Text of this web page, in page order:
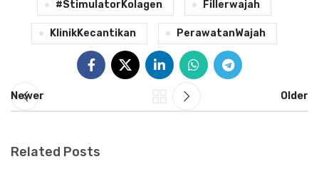
#StimulatorKolagen Fillerwajah
KlinikKecantikan PerawatanWajah
Newer Older
Related Posts